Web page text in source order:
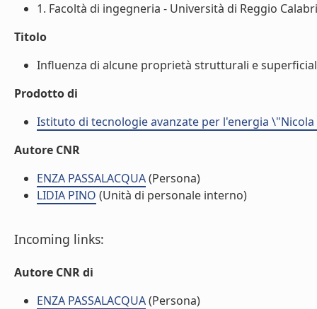
1. Facoltà di ingegneria - Università di Reggio
Titolo
Influenza di alcune proprietà strutturali e
Prodotto di
Istituto di tecnologie avanzate per l'energia \"Nicola
Autore CNR
ENZA PASSALACQUA(Persona)
LIDIA PINO (Unità di personale interno)
Incoming links:
Autore CNR di
ENZA PASSALACQUA(Persona)